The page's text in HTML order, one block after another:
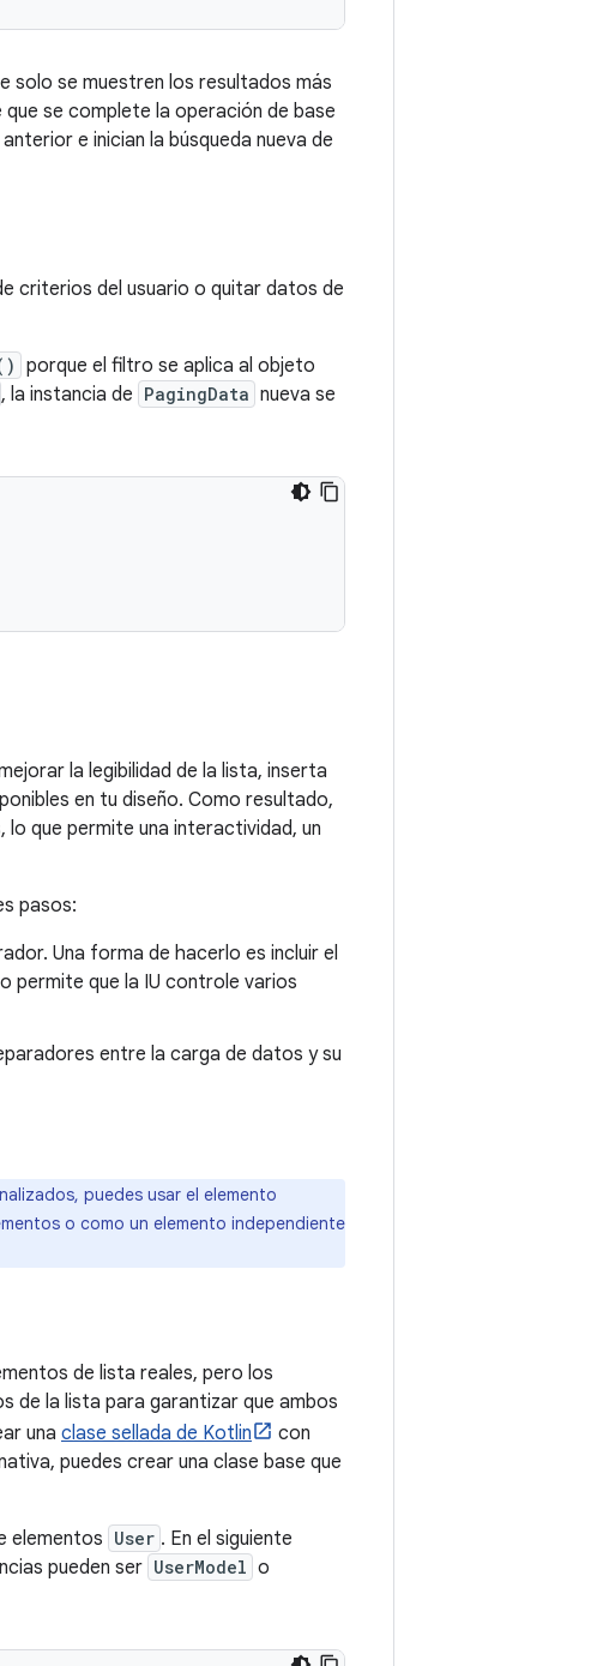
solo se muestren los resultados más
se complete la operación de base
e inician la búsqueda nueva de
criterios del usuario o quitar datos de
porque el filtro se aplica al objeto
, la instancia de PagingData nueva se
la legibilidad de la lista, inserta
en tu diseño. Como resultado,
que permite una interactividad, un
pasos:
Una forma de hacerlo es incluir el
permite que la IU controle varios
entre la carga de datos y su
puedes usar el elemento
o como un elemento independiente
de lista reales, pero los
de la lista para garantizar que ambos
una clase sellada de Kotlin
con
puedes crear una clase base que
elementos User . En el siguiente
pueden ser UserModel o